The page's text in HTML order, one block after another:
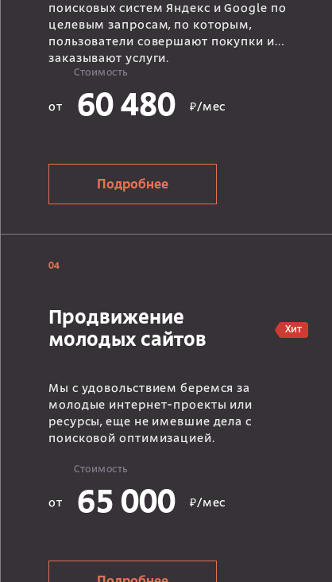
поисковых систем Яндекс и Google по
целевым запросам, по которым,
пользователи совершают покупки и
заказывают услуги.
Стоимость
от 60 480 ₽/мес
Подробнее
04
Продвижение
молодых сайтов
Хит
Мы с удовольствием беремся за
молодые интернет-проекты или
ресурсы, еще не имевшие дела с
поисковой оптимизацией.
Стоимость
от 65 000 ₽/мес